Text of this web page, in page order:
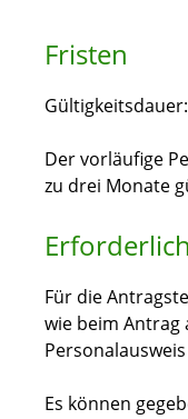
Fristen
Gültigkeitsdauer:
Dervorläufige
zu drei Monate
Für die
wie beim Antrag
Es können